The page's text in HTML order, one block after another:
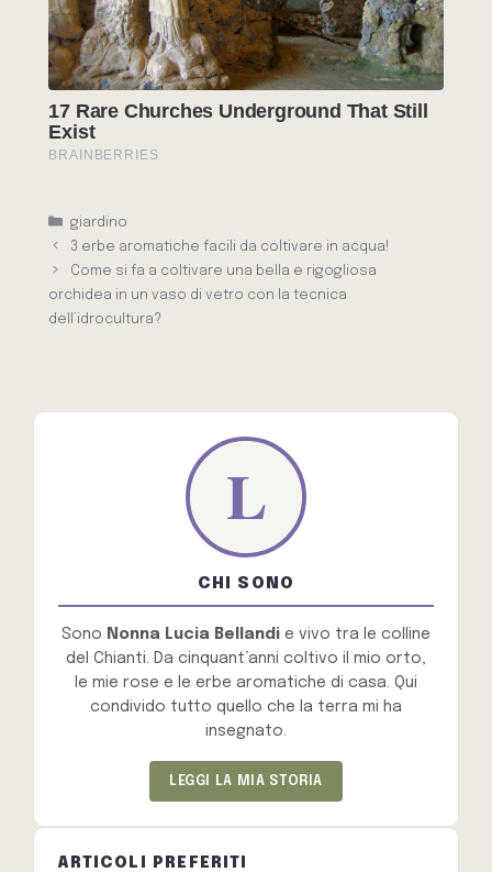
Categorie
giardino
3 erbe aromatiche facili da coltivare in acqua!
Come si fa a coltivare una bella e rigogliosa
orchidea in un vaso di vetro con la tecnica
dell’idrocultura?
CHI SONO
Sono Nonna Lucia Bellandi e vivo tra le colline
del Chianti. Da cinquant’anni coltivo il mio orto,
le mie rose e le erbe aromatiche di casa. Qui
condivido tutto quello che la terra mi ha
insegnato.
LEGGI LA MIA STORIA
ARTICOLI PREFERITI